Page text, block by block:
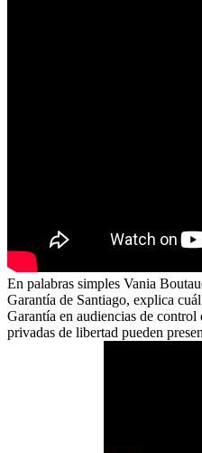
En palabras simples Vania
Garantía de Santiago, explica
Garantía en audiencias de
privadas de libertad pueden